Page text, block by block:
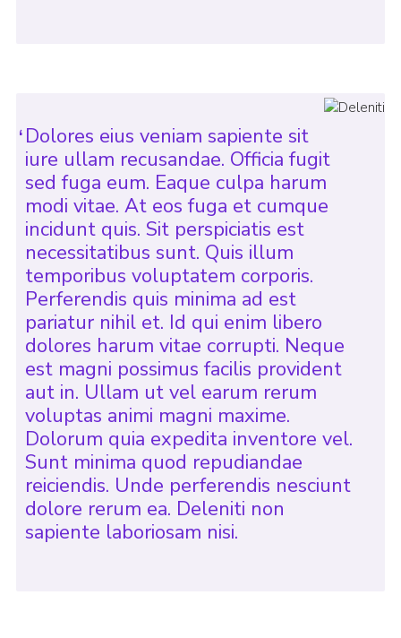
Dolores eius veniam sapiente sit
iure ullam recusandae. Officia fugit
sed fuga eum. Eaque culpa harum
modi vitae. At eos fuga et cumque
incidunt quis. Sit perspiciatis est
necessitatibus sunt. Quis illum
temporibus voluptatem corporis.
Perferendis quis minima ad est
pariatur nihil et. Id qui enim libero
dolores harum vitae corrupti. Neque
est magni possimus facilis provident
aut in. Ullam ut vel earum rerum
voluptas animi magni maxime.
Dolorum quia expedita inventore vel.
Sunt minima quod repudiandae
reiciendis. Unde perferendis nesciunt
dolore rerum ea. Deleniti non
sapiente laboriosam nisi.